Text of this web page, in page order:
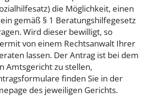
die Möglichkeit, einen
gemäß § 1 Beratungshilfegesetz
Wird dieser bewilligt, so
von einem Rechtsanwalt Ihrer
lassen. Der Antrag ist bei dem
Amtsgericht zu stellen,
finden Sie in der
des jeweiligen Gerichts.